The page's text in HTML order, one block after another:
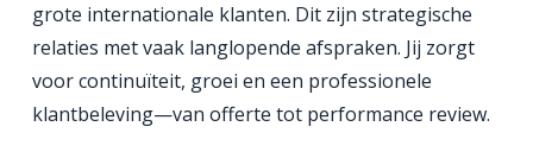
grote internationale klanten. Dit zijn strategische
relaties met vaak langlopende afspraken. Jij zorgt
voor continuïteit, groei en een professionele
klantbeleving—van offerte tot performance review.